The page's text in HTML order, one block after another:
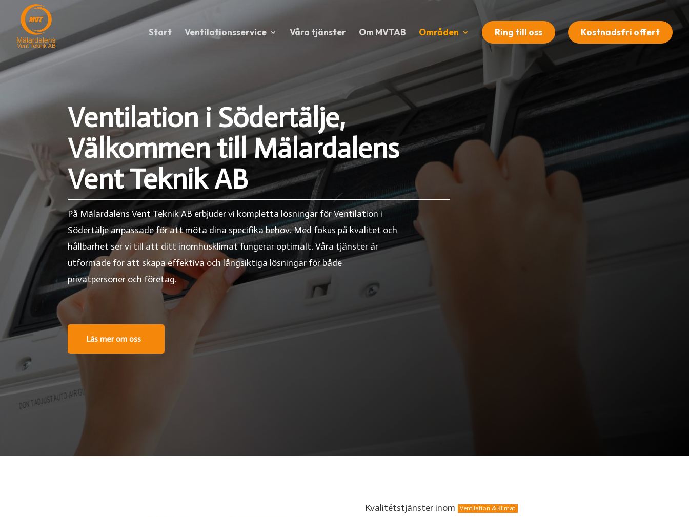
Start Ventilationsservice Våra tjänster Om MVTAB Områden Ring till oss Kostnadsfri offert
Ventilation i Södertälje,
Välkommen till Mälardalens
Vent Teknik AB
På Mälardalens Vent Teknik AB erbjuder vi kompletta lösningar för Ventilation i
Södertälje anpassade för att möta dina specifika behov. Med fokus på kvalitet och
hållbarhet ser vi till att ditt inomhusklimat fungerar optimalt. Våra tjänster är
utformade för att skapa effektiva och långsiktiga lösningar för både
privatpersoner och företag.
Din
Läs mer om oss
Kvalitétstjänster inom Ventilation & Klimat